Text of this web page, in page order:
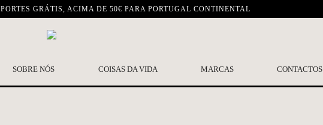
PORTES GRÁTIS, ACIMA DE 50€ PARA PORTUGAL CONTINENTAL
SOBRE NÓS COISAS DA VIDA MARCAS CONTACTOS